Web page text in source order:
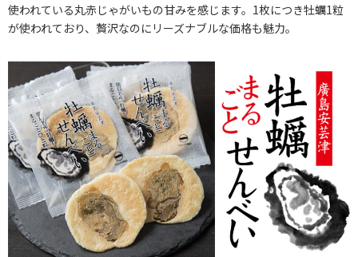
使われている丸赤じゃがいもの甘みを感じます。1枚につき牡蠣1粒
が使われており、贅沢なのにリーズナブルな価格も魅力。